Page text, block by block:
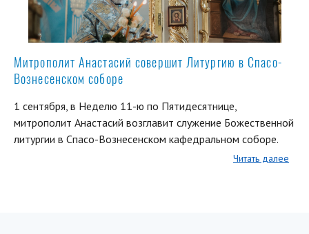
Митрополит Анастасий совершит Литургию в Спасо-
Вознесенском соборе
1 сентября, в Неделю 11-ю по Пятидесятнице,
митрополит Анастасий возглавит служение Божественной
литургии в Спасо-Вознесенском кафедральном соборе.
Читать далее